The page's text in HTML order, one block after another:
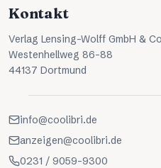
Kontakt
Verlag Lensing-Wolff GmbH &
Westenhellweg 86-88
44137 Dortmund
info@coolibri.de
anzeigen@coolibri.de
0231 / 9059-9300